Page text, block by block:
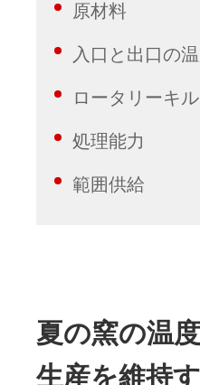
原材料
入口と出口の
ロータリーキ
処理能力
範囲供給
夏の窯の温
生産を維持